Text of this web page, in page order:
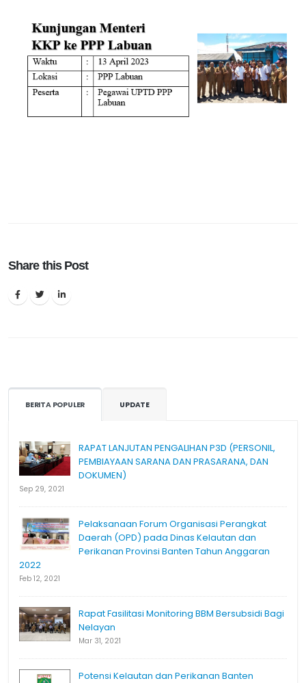
Share this Post
BERITA POPULER UPDATE
RAPAT LANJUTAN PENGALIHAN P3D (PERSONIL,
PEMBIAYAAN SARANA DAN PRASARANA, DAN
DOKUMEN)
Sep 29, 2021
Pelaksanaan Forum Organisasi Perangkat
Daerah (OPD) pada Dinas Kelautan dan
Perikanan Provinsi Banten Tahun Anggaran
2022
Feb 12, 2021
Rapat Fasilitasi Monitoring BBM Bersubsidi Bagi
Nelayan
Mar 31, 2021
Potensi Kelautan dan Perikanan Banten